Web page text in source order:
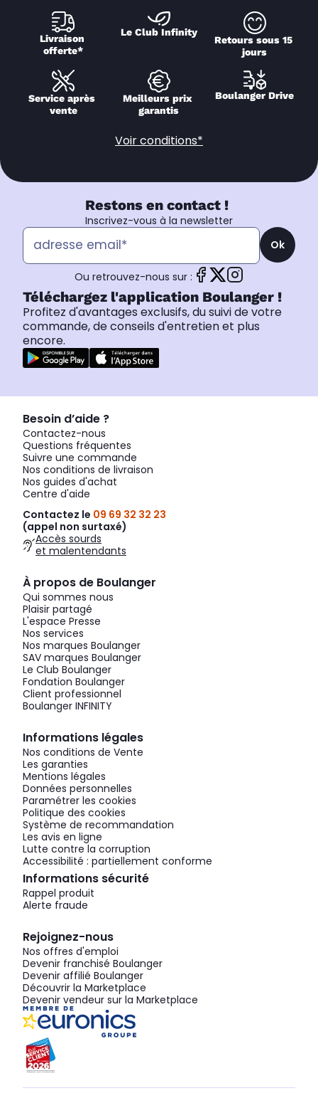
Livraison
offerte*
Le Club Infinity
Retours sous 15
jours
Service après
vente
Meilleurs prix
garantis
Boulanger Drive
Voir conditions*
Restons en contact !
Inscrivez-vous à la newsletter
Ok
Ou retrouvez-nous sur :
Téléchargez l'application Boulanger !
Profitez d'avantages exclusifs, du suivi de votre
commande, de conseils d'entretien et plus
encore.
Besoin d’aide ?
Contactez-nous
Questions fréquentes
Suivre une commande
Nos conditions de livraison
Nos guides d'achat
Centre d'aide
Contactez le 09 69 32 32 23
(appel non surtaxé)
Accès sourds
et malentendants
À propos de Boulanger
Qui sommes nous
Plaisir partagé
L'espace Presse
Nos services
Nos marques Boulanger
SAV marques Boulanger
Le Club Boulanger
Fondation Boulanger
Client professionnel
Boulanger INFINITY
Informations légales
Nos conditions de Vente
Les garanties
Mentions légales
Données personnelles
Paramétrer les cookies
Politique des cookies
Système de recommandation
Les avis en ligne
Lutte contre la corruption
Accessibilité : partiellement conforme
Informations sécurité
Rappel produit
Alerte fraude
Rejoignez-nous
Nos offres d'emploi
Devenir franchisé Boulanger
Devenir affilié Boulanger
Découvrir la Marketplace
Devenir vendeur sur la Marketplace